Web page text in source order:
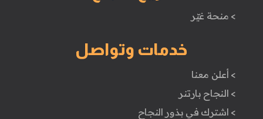
> منحة غيّر
خدمات وتواصل
> أعلن معنا
> النجاح بارتنر
> اشترك في بذور النجاح